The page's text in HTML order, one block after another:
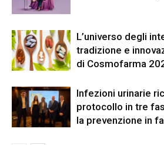
L’universo degli
tradizione e
di Cosmofarma
Infezioni urinarie
protocollo in tre
la prevenzione in